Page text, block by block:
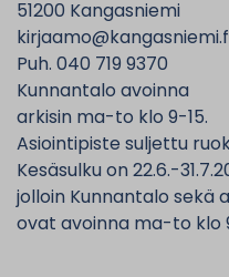
51200 Kangasniemi
Puh. 040 719 9370
Kunnantalo avoinna
arkisin ma-to klo 9-15.
Asiointipiste suljettu
Kesäsulku on 22.6.-
jolloin Kunnantalo sekä
ovat avoinna ma-to klo